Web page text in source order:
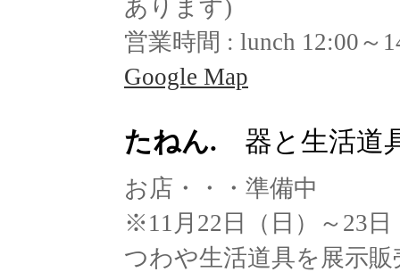
あります)
営業時間 : lunch 12:00
Google Map
たねん. 器と生活道
お店・・・準備中
※11月22日（日）～23
つわや生活道具を展示